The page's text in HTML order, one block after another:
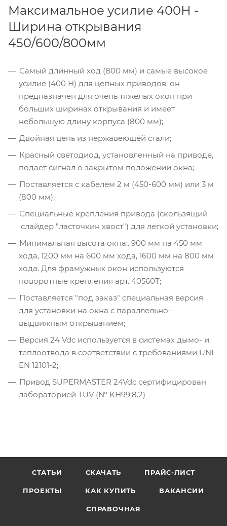
Максимальное усилие 400Н -
Ширина открывания
450/600/800мм
Самый длинный ход (800 мм) и самые высокое
усилие (400 Н) для цепных приводов: он
предназначен для очень тяжелых окон при
больших ширинах открывания и имеет
небольшую длину корпуса (800 мм);
Двойная цепь из нержавеющей стали;
Красный светодиод, установленный на приводе,
подает сигнал о закрытом положении окна;
Поставляется с кабелем 2 м (450-600 мм) или 3 м
(800 мм);
Специальные крепления привода (скользящий
слайдер "ласточкин хвост") для легкой установки;
Минимальная высота окна:. 900 мм на 450 мм
хода, 1200 мм на 600 мм хода, 1600 мм на 800 мм
хода. Для фрамужных окон используются
поворотные крепления арт. 40560T;
Поставляется "под заказ" специальная версия
для установки на окна с параллельно-
выдвижным открыванием;
Версия 24 Vdc используется в системах дымо- и
теплоотвода в соответствии с требованиями UNI
EN 12101-2;
Привод SUPERMASTER 24Vdc сертифицирован
лабораторией TUV (№ KH99.8.2)
СТАТЬИ СКАЧАТЬ ПРАЙС-ЛИСТ
ПРОЕКТЫ КАК КУПИТЬ ВАКАНСИИ
СПРАВОЧНАЯ